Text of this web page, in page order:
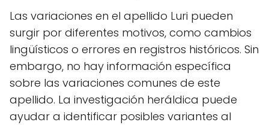
Las variaciones en el apellido Luri pueden
surgir por diferentes motivos, como cambios
lingüísticos o errores en registros históricos. Sin
embargo, no hay información específica
sobre las variaciones comunes de este
apellido. La investigación heráldica puede
ayudar a identificar posibles variantes al